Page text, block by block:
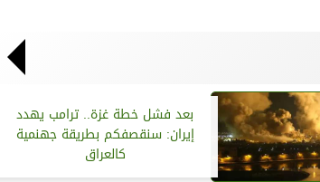
بعد فشل خطة غزة.. ترامب يهدد
إيران: سنقصفكم بطريقة جهنمية
كالعراق